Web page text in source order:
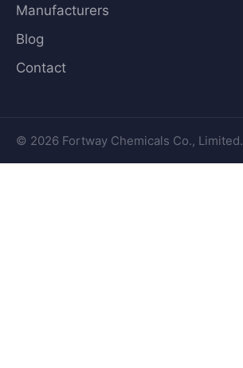
Manufacturers
Blog
Contact
© 2026 Fortway Chemicals Co., Limited.